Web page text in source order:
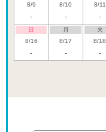
8/9
-
8/10
-
8/11
-
日
8/16
-
月
8/17
-
火
8/18
-